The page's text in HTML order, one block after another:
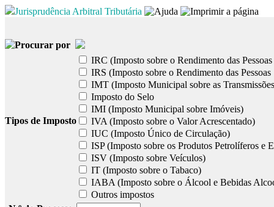
Jurisprudência Arbitral Tributária
Procurar por
IRC (Imposto sobre o Rendimento das
IRS (Imposto sobre o Rendimento das Pessoas
IMT (Imposto Municipal sobre as
Imposto do Selo
IMI (Imposto Municipal sobre Imóveis)
Tipos de Imposto
IVA (Imposto sobre o Valor Acrescentado)
IUC (Imposto Único de Circulação)
ISP (Imposto sobre os Produtos Petrolíferos e
ISV (Imposto sobre Veículos)
IT (Imposto sobre o Tabaco)
IABA (Imposto sobre o Álcool e Bebidas
Outros impostos